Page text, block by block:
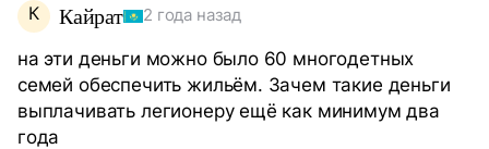
К Кайрат 2 года назад
на эти деньги можно было 60 многодетных
семей обеспечить жильём. Зачем такие деньги
выплачивать легионеру ещё как минимум два
года